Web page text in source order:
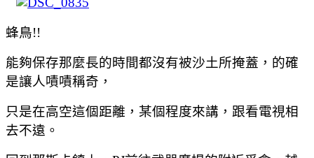
蜂鳥!!
能夠保存那麼長的時間都沒有被沙土所掩蓋，的確
是讓人嘖嘖稱奇，
只是在高空這個距離，某個程度來講，跟看電視相
去不遠。